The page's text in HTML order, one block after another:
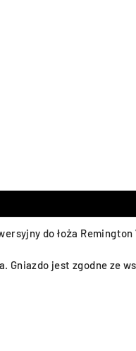
do łoża
jest zgodne ze